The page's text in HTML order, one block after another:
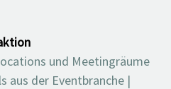
und Meetingräume
aus der Eventbranche |